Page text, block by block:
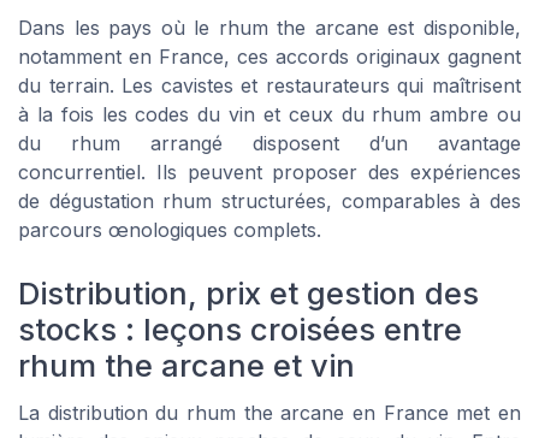
Dans les pays où le rhum the arcane est disponible,
notamment en France, ces accords originaux gagnent
du terrain. Les cavistes et restaurateurs qui maîtrisent
à la fois les codes du vin et ceux du rhum ambre ou
du rhum arrangé disposent d’un avantage
concurrentiel. Ils peuvent proposer des expériences
de dégustation rhum structurées, comparables à des
parcours œnologiques complets.
Distribution, prix et gestion des
stocks : leçons croisées entre
rhum the arcane et vin
La distribution du rhum the arcane en France met en